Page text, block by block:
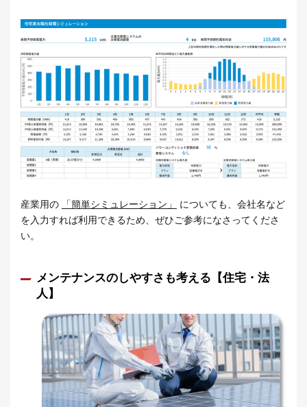
産業用の 「簡単シミュレーション」
についても、会社名など
を入力すれば利用できるため、ぜひご参考になさってくださ
い。
メンテナンスのしやすさも考える【住宅・法
人】